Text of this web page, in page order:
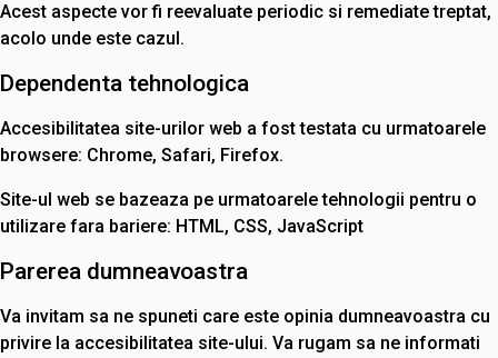
Acest aspecte vor fi reevaluate periodic si remediate treptat,
acolo unde este cazul.
Dependenta tehnologica
Accesibilitatea site-urilor web a fost testata cu urmatoarele
browsere: Chrome, Safari, Firefox.
Site-ul web se bazeaza pe urmatoarele tehnologii pentru o
utilizare fara bariere: HTML, CSS, JavaScript
Parerea dumneavoastra
Va invitam sa ne spuneti care este opinia dumneavoastra cu
privire la accesibilitatea site-ului. Va rugam sa ne informati